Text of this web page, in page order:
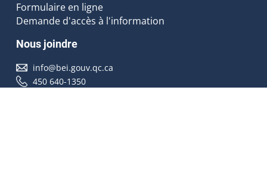
Formulaire en ligne
Demande d'accès à l'information
Nous joindre
info@bei.gouv.qc.ca
450 640-1350